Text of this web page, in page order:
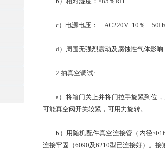
c）电源电压： AC220V±10％
d）周围无强烈震动及腐蚀性气体影响
2.抽真空调试:
a）将箱门关上并将门拉手旋紧到位，
可能真空阀开关较紧，可用力旋转。
b）用随机配件真空连接管（内径
连接牢固（6090及6210型已连接好）。